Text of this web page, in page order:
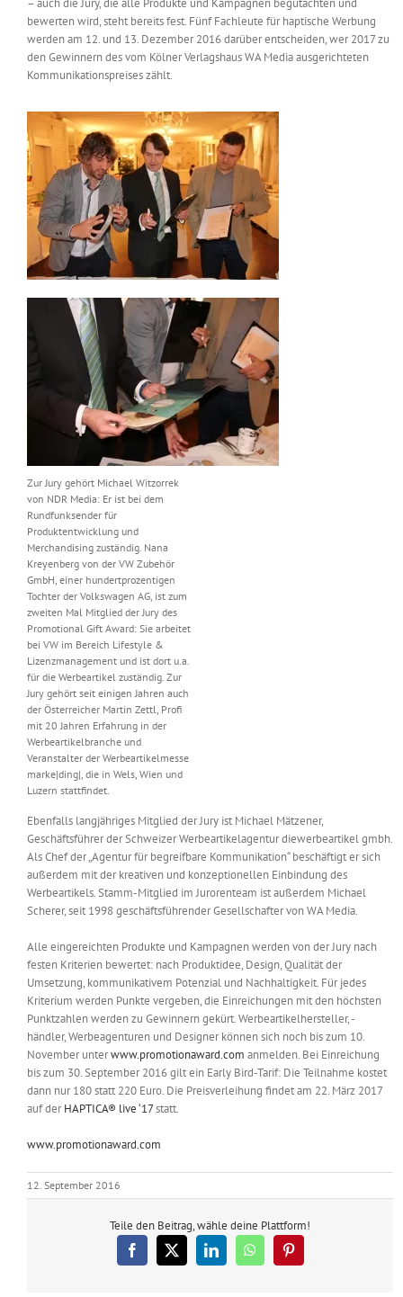
Kontakt
Messen & Events
Unternehmen
Interviews
Wissen
Product Guide
nach:
– auch die Jury, die alle Produkte und Kampagnen begutachten und
bewerten wird, steht bereits fest. Fünf Fachleute für haptische Werbung
werden am 12. und 13. Dezember 2016 darüber entscheiden, wer 2017 zu
den Gewinnern des vom Kölner Verlagshaus WA Media ausgerichteten
Kommunikationspreises zählt.
Zur Jury gehört Michael Witzorrek
von NDR Media: Er ist bei dem
Rundfunksender für
Produktentwicklung und
Merchandising zuständig. Nana
Kreyenberg von der VW Zubehör
GmbH, einer hundertprozentigen
Tochter der Volkswagen AG, ist zum
zweiten Mal Mitglied der Jury des
Promotional Gift Award: Sie arbeitet
bei VW im Bereich Lifestyle &
Lizenzmanagement und ist dort u.a.
für die Werbeartikel zuständig. Zur
Jury gehört seit einigen Jahren auch
der Österreicher Martin Zettl, Profi
mit 20 Jahren Erfahrung in der
Werbeartikelbranche und
Veranstalter der Werbeartikelmesse
marke|ding|, die in Wels, Wien und
Luzern stattfindet.
Ebenfalls langjähriges Mitglied der Jury ist Michael Mätzener,
Geschäftsführer der Schweizer Werbeartikelagentur diewerbeartikel gmbh.
Als Chef der „Agentur für begreifbare Kommunikation“ beschäftigt er sich
außerdem mit der kreativen und konzeptionellen Einbindung des
Werbeartikels. Stamm-Mitglied im Jurorenteam ist außerdem Michael
Scherer, seit 1998 geschäftsführender Gesellschafter von WA Media.
Alle eingereichten Produkte und Kampagnen werden von der Jury nach
festen Kriterien bewertet: nach Produktidee, Design, Qualität der
Umsetzung, kommunikativem Potenzial und Nachhaltigkeit. Für jedes
Kriterium werden Punkte vergeben, die Einreichungen mit den höchsten
Punktzahlen werden zu Gewinnern gekürt. Werbeartikelhersteller, -
händler, Werbeagenturen und Designer können sich noch bis zum 10.
November unterwww.promotionaward.com anmelden. Bei Einreichung
bis zum 30. September 2016 gilt ein Early Bird-Tarif: Die Teilnahme kostet
dann nur 180 statt 220 Euro. Die Preisverleihung findet am 22. März 2017
auf derHAPTICA® live ‘17statt.
www.promotionaward.com
12. September 2016
Teile den Beitrag, wähle deine Plattform!
Facebook
X LinkedInWhatsAppPinterest